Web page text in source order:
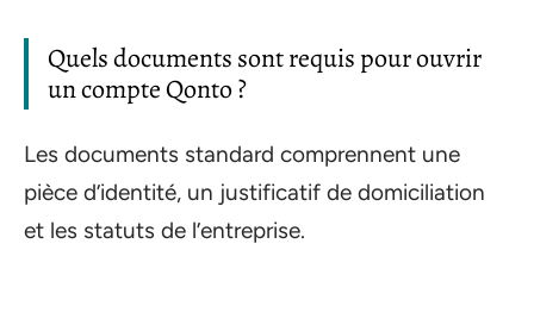
Quels documents sont requis pour ouvrir
un compte Qonto ?
Les documents standard comprennent une
pièce d’identité, un justificatif de domiciliation
et les statuts de l’entreprise.